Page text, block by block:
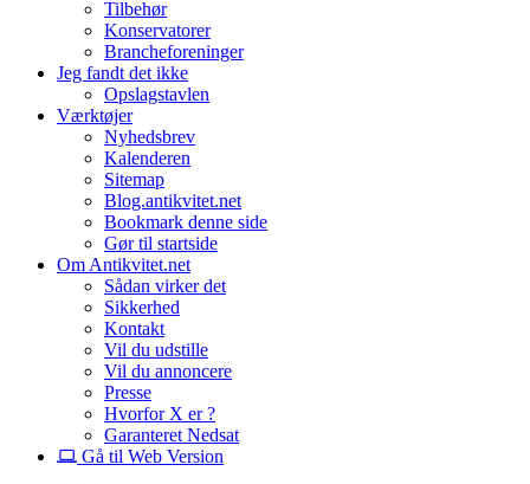
Tilbehør
Konservatorer
Brancheforeninger
Jeg fandt det ikke
Opslagstavlen
Værktøjer
Nyhedsbrev
Kalenderen
Sitemap
Blog.antikvitet.net
Bookmark denne side
Gør til startside
Om Antikvitet.net
Sådan virker det
Sikkerhed
Kontakt
Vil du udstille
Vil du annoncere
Presse
Hvorfor X er ?
Garanteret Nedsat
Gå til Web Version